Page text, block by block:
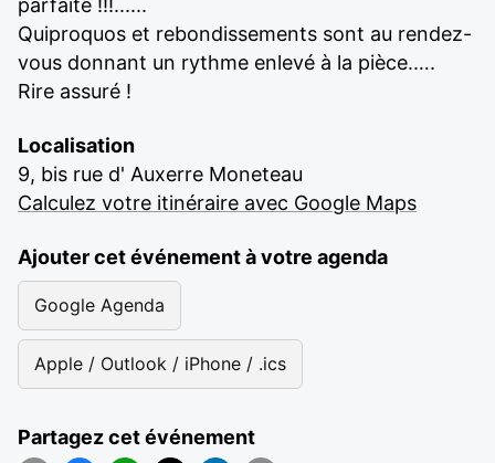
parfaite !!!......
Quiproquos et rebondissements sont au rendez-
vous donnant un rythme enlevé à la pièce.….
Rire assuré !
Localisation
9, bis rue d' Auxerre Moneteau
Calculez votre itinéraire avec Google Maps
Ajouter cet événement à votre agenda
Google Agenda
Apple / Outlook / iPhone / .ics
Partagez cet événement